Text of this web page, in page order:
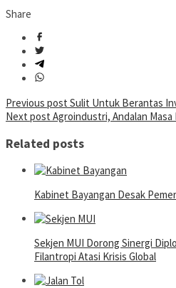
Share
Post
navigation
Previous post Sulit Untuk Berantas
Next post Agroindustri, Andalan
Related posts
Kabinet Bayangan Desak
Sekjen MUI Dorong Sinergi
Filantropi Atasi Krisis Global